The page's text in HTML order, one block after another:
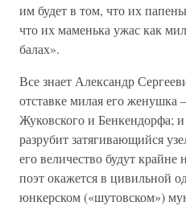
им будет в том, что их
что их маменька ужас как
балах».
Все знает Александр
отставке милая его женушка
Жуковского и Бенкендорфа; и
разрубит затягивающийся
его величество будут
поэт окажется в цивильной
юнкерском («шутовском»)